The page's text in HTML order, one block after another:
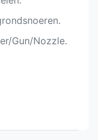
Gun/Nozzle.